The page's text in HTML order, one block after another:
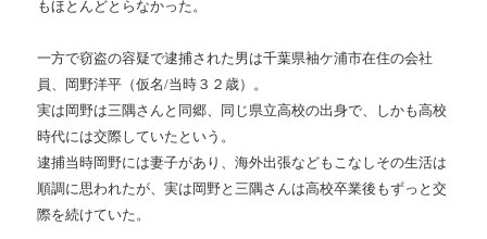
もほとんどとらなかった。
一方で窃盗の容疑で逮捕された男は千葉県袖ケ浦市在住の会社
員、岡野洋平（仮名/当時３２歳）。
実は岡野は三隅さんと同郷、同じ県立高校の出身で、しかも高校
時代には交際していたという。
逮捕当時岡野には妻子があり、海外出張などもこなしその生活は
順調に思われたが、実は岡野と三隅さんは高校卒業後もずっと交
際を続けていた。